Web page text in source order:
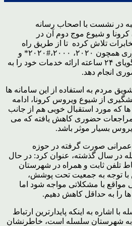
در نشست با اصحاب رسانه
و شیوع موج دوم آن در
تلاش کرده تا از طریق راه
اندازی سامانه های غیرحضوری همچون ۲۰۲۰، ۲۰۰۰،#۲۰۲۰* و
سامانه های پیامکی و تلفن گویای ۲۴ ساعته ارائه خدمات خود را به
انجام دهد.
مردم به استفاده از این سامانه ها
از شیوع ویروس کرونا، ادامه
ها که مورد استقبال خوبی هم از جانب
مراجعات حضوری کاهش یافته که می
بسیار موثر باشد.
عمرانی صورت گرفته در حوزه
در سال گذشته، عنوان کرد: در حال
هزار ارتباط تلفن ثابت و همراه در شهرستان
با توجه به جمعیت تحت پوشش،
با مشکلاتی مواجه شود اما
را به حداقل کاهش دهیم.
اشاره به اینکه پایدارترین ارتباط
به شهرستان سلسله است، خاطرنشان